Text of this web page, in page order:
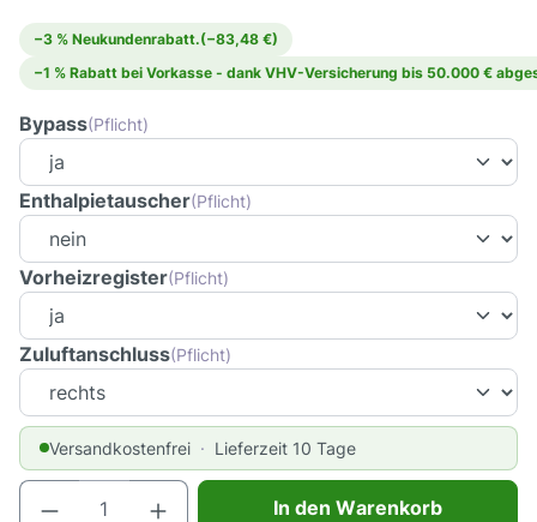
−3 % Neukundenrabatt.(−83,48 €)
−1 % Rabatt bei Vorkasse - dank VHV-Versicherung bis 50.000 €
Bypass(Pflicht)
Enthalpietauscher(Pflicht)
Vorheizregister(Pflicht)
Zuluftanschluss(Pflicht)
Versandkostenfrei Lieferzeit 10 Tage
Produkt Anzahl: Gib den gewünschten
In den Warenkorb